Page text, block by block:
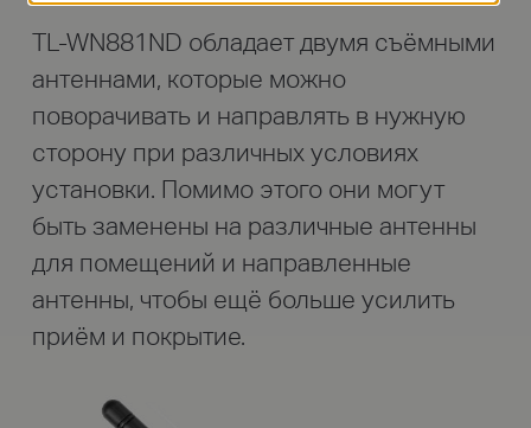
TL-WN881ND обладает двумя съёмными
антеннами, которые можно
поворачивать и направлять в нужную
сторону при различных условиях
установки. Помимо этого они могут
быть заменены на различные антенны
для помещений и направленные
антенны, чтобы ещё больше усилить
приём и покрытие.